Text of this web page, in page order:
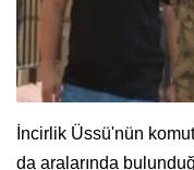
İncirlik Üssü'nün
da aralarında